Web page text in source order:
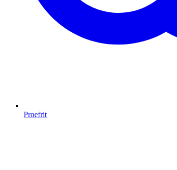
Proefrit